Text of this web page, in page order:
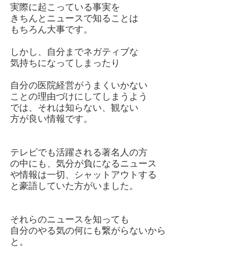
実際に起こっている事実を
きちんとニュースで知ることは
もちろん大事です。
しかし、自分までネガティブな
気持ちになってしまったり
自分の医院経営がうまくいかない
ことの理由づけにしてしまうよう
では、それは知らない、観ない
方が良い情報です。
テレビでも活躍される著名人の方
の中にも、気分が負になるニュース
や情報は一切、シャットアウトする
と豪語していた方がいました。
それらのニュースを知っても
自分のやる気の何にも繋がらないから
と。